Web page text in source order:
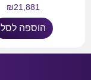
₪21,881
הוספה לסל